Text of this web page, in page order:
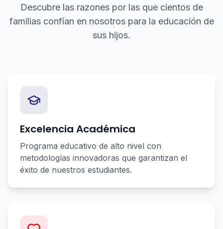
Descubre las razones por las que cientos de
familias confían en nosotros para la educación de
sus hijos.
Excelencia Académica
Programa educativo de alto nivel con
metodologías innovadoras que garantizan el
éxito de nuestros estudiantes.